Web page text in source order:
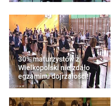
30% maturzystów z
Wielkopolski nie zdało
egzaminu dojrzałości!